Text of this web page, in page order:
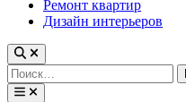
Ремонт квартир
Дизайн интерьеров
Найти: